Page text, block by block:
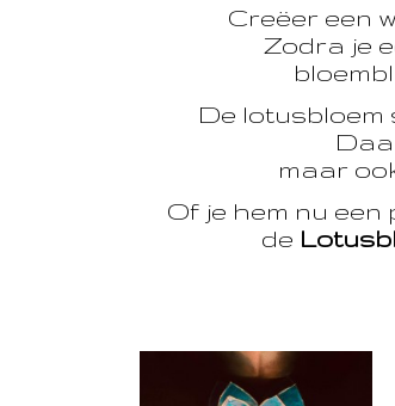
Creëer een
Zodra je
De
maar
Of je hem nu een
de